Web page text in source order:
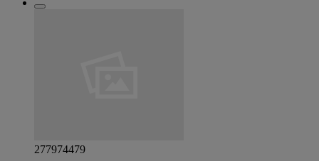
277974479